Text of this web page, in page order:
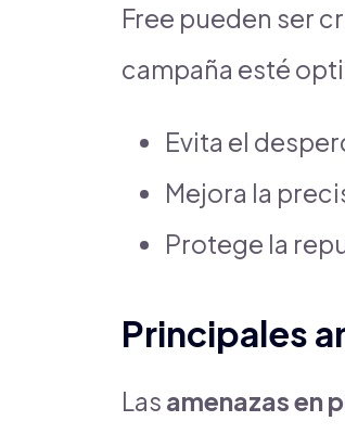
Free pueden ser
campaña esté
Evita el
Mejora la
Protege la
Principales
Las amenazas en